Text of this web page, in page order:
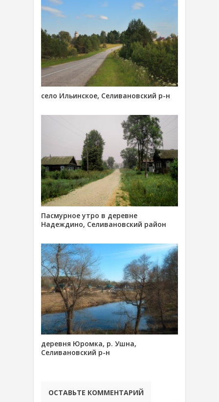
село Ильинское, Селивановский р-н
Пасмурное утро в деревне
Надеждино, Селивановский район
деревня Юромка, р. Ушна,
Селивановский р-н
ОСТАВЬТЕ КОММЕНТАРИЙ